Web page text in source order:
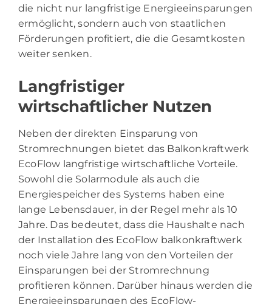
die nicht nur langfristige Energieeinsparungen
ermöglicht, sondern auch von staatlichen
Förderungen profitiert, die die Gesamtkosten
weiter senken.
Langfristiger
wirtschaftlicher Nutzen
Neben der direkten Einsparung von
Stromrechnungen bietet das Balkonkraftwerk
EcoFlow langfristige wirtschaftliche Vorteile.
Sowohl die Solarmodule als auch die
Energiespeicher des Systems haben eine
lange Lebensdauer, in der Regel mehr als 10
Jahre. Das bedeutet, dass die Haushalte nach
der Installation des EcoFlow balkonkraftwerk
noch viele Jahre lang von den Vorteilen der
Einsparungen bei der Stromrechnung
profitieren können. Darüber hinaus werden die
Energieeinsparungen des EcoFlow-